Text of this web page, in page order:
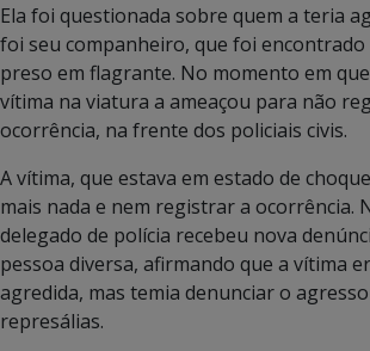
Ela foi questionada sobre quem a teria
foi seu companheiro, que foi encontrado
preso em flagrante. No momento em
vítima na viatura a ameaçou para não
ocorrência, na frente dos policiais civis.
A vítima, que estava em estado de
mais nada e nem registrar a ocorrência.
delegado de polícia recebeu nova
pessoa diversa, afirmando que a vítima
agredida, mas temia denunciar o
represálias.